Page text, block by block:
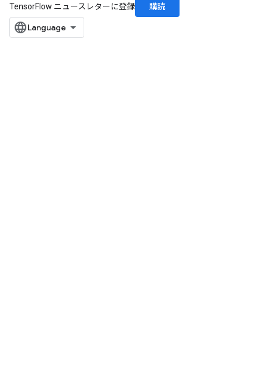
TensorFlow ニュースレターに登録
購読